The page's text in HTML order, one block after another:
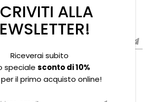
ALLA
Riceverai subito
speciale sconto di 10%
il primo acquisto online!